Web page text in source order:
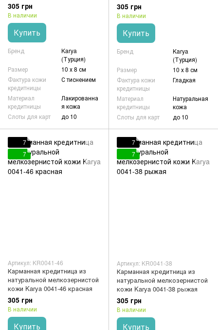
305 грн
В наличии
Купить
Бренд
Karya
(Турция)
Размер
10 х 8 см
Фактура кожи
кредитницы
С тиснением
Материал
кредитницы
Лакированна
я кожа
Слоты для карт
до 10
305 грн
В наличии
Купить
Бренд
Karya
(Турция)
Размер
10 х 8 см
Фактура кожи
кредитницы
Гладкая
Материал
кредитницы
Натуральная
кожа
Слоты для карт
до 10
7
7
Артикул: KR0041-46
Карманная кредитница из
натуральной мелкозернистой
кожи Karya 0041-46 красная
305 грн
В наличии
Купить
7
7
Артикул: KR0041-38
Карманная кредитница из
натуральной мелкозернистой
кожи Karya 0041-38 рыжая
305 грн
В наличии
Купить